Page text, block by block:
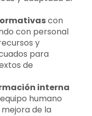
con
con personal
y
para
de
interna
humano
de la